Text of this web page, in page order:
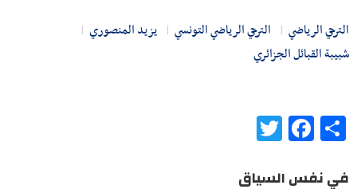
الترجي الرياضي الترجي الرياضي التونسي
يزيد المنصوري
شبيبة القبائل الجزائري
Share
Facebook
في نفس السياق